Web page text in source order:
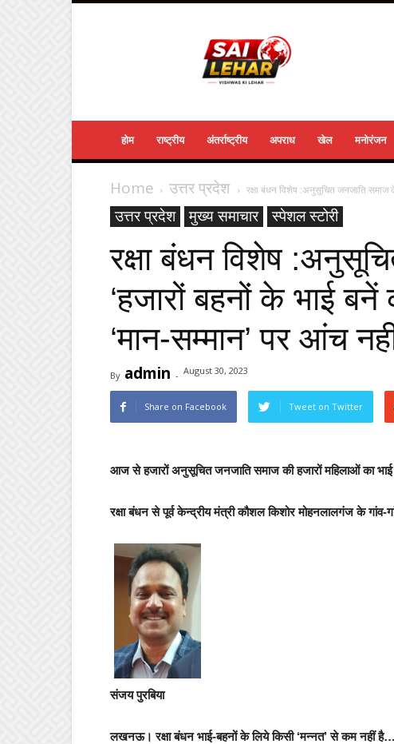
होम राष्ट्रीय अंतर्राष्ट्रीय अपराध खेल मनोरंजन
Home उत्तर प्रदेश रक्षा बंधन विशेष :अनुसूचित जनजाति समाज
उत्तर प्रदेश मुख्य समाचार स्पेशल स्टोरी
रक्षा बंधन विशेष
‘हजारों बहनों के भाई
‘मान-सम्मान’ पर आंच
By admin - August 30, 2023
Share on Facebook Tweet on Twitter
आज से हजारों अनुसूचित जनजाति समाज की हजारों महिलाओं का
रक्षा बंधन से पूर्व केन्द्रीय मंत्री कौशल किशोर मोहनलालगंज के गांव-
संजय पुरबिया
लखनऊ। रक्षा बंधन भाई-बहनों के लिये किसी ‘मन्नत’से कम नहीं